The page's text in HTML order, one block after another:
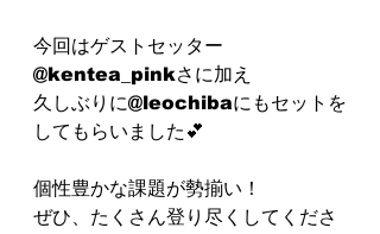
今回はゲストセッター
@kentea_pinkさに加え
久しぶりに@leochibaにもセットを
してもらいました💕
個性豊かな課題が勢揃い！
ぜひ、たくさん登り尽くしてくださ